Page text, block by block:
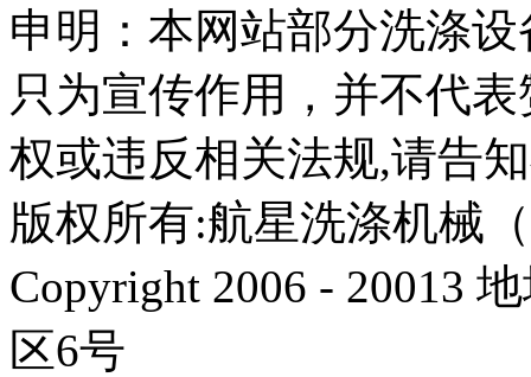
申明：本网站部分洗涤
只为宣传作用，并不代
权或违反相关法规,请告
版权所有:航星洗涤机械
Copyright 2006 - 20013
区6号